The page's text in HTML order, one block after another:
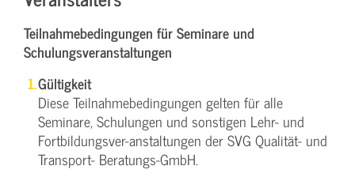
Teilnahmebedingungen für Seminare und
Schulungsveranstaltungen
Gültigkeit
Diese Teilnahmebedingungen gelten für alle
Seminare, Schulungen und sonstigen Lehr- und
Fortbildungsver-anstaltungen der SVG Qualität- und
Transport- Beratungs-GmbH.